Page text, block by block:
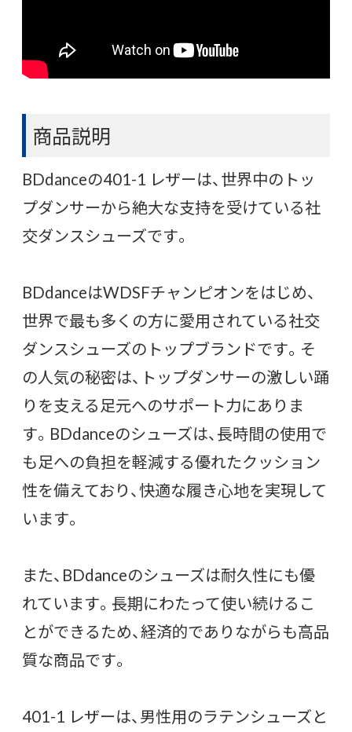
商品説明
BDdanceの401-1 レザーは、世界中のトッ
プダンサーから絶大な支持を受けている社
交ダンスシューズです。
BDdanceはWDSFチャンピオンをはじめ、
世界で最も多くの方に愛用されている社交
ダンスシューズのトップブランドです。そ
の人気の秘密は、トップダンサーの激しい踊
りを支える足元へのサポート力にありま
す。BDdanceのシューズは、長時間の使用で
も足への負担を軽減する優れたクッション
性を備えており、快適な履き心地を実現して
います。
また、BDdanceのシューズは耐久性にも優
れています。長期にわたって使い続けるこ
とができるため、経済的でありながらも高品
質な商品です。
401-1 レザーは、男性用のラテンシューズと